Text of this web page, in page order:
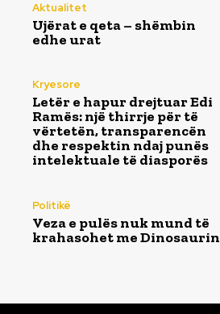
Aktualitet
Ujërat e qeta – shëmbin
edhe urat
Kryesore
Letër e hapur drejtuar Edi
Ramës: një thirrje për të
vërtetën, transparencën
dhe respektin ndaj punës
intelektuale të diasporës
Politikë
Veza e pulës nuk mund të
krahasohet me Dinosaurin